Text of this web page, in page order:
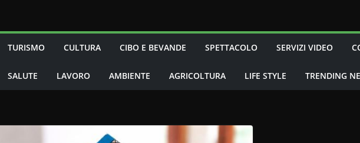
TURISMO CULTURA CIBO E BEVANDE SPETTACOLO SERVIZI VIDEO
SALUTE LAVORO AMBIENTE AGRICOLTURA LIFE STYLE TRENDING